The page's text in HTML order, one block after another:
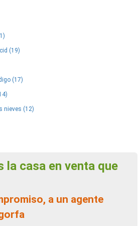
(19)
(17)
nieves (12)